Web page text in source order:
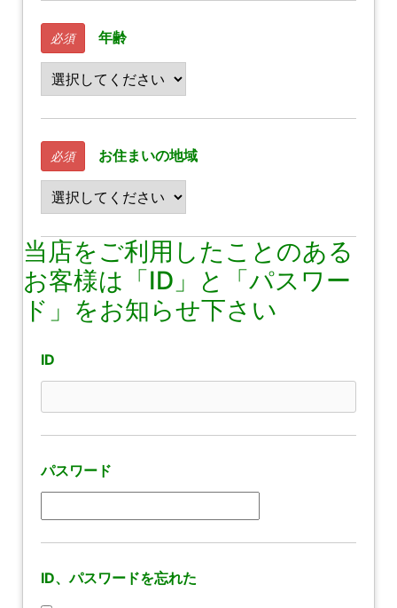
必須 年齢
必須 お住まいの地域
当店をご利用したことのある
お客様は「ID」と「パスワー
ド」をお知らせ下さい
ID
パスワード
ID、パスワードを忘れた